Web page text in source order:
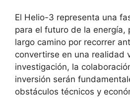
El Helio-3 representa una
para el futuro de la energía,
largo camino por recorrer
convertirse en una realidad
investigación, la
inversión serán
obstáculos técnicos y